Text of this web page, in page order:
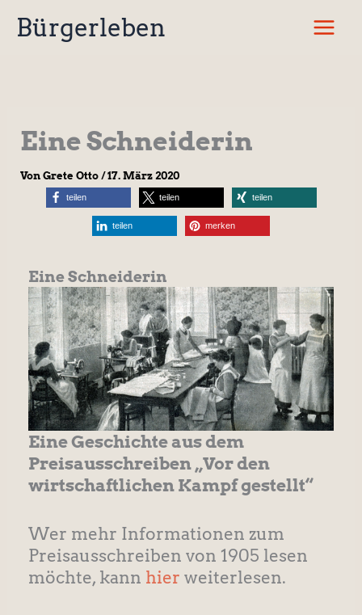
InhaltBürgerleben
Eine Schneiderin
Von Grete Otto /17. März 2020
teilen teilen teilen
teilen merken
Eine Schneiderin
Eine Geschichte aus dem
Preisausschreiben „Vor den
wirtschaftlichen Kampf gestellt“
Wer mehr Informationen zum
Preisausschreiben von 1905 lesen
möchte, kann hier weiterlesen.